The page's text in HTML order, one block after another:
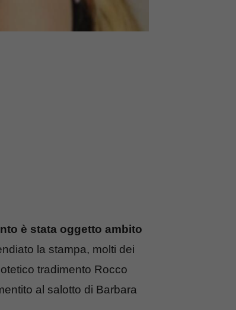
è stata oggetto ambito
la stampa, molti dei
tradimento Rocco
al salotto di Barbara